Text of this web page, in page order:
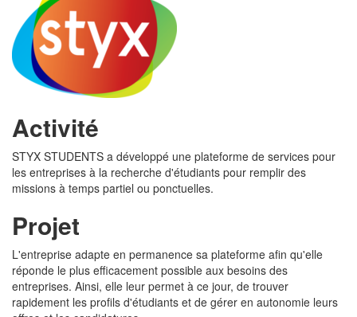
Activité
STYX STUDENTS a développé une plateforme de services pour
les entreprises à la recherche d'étudiants pour remplir des
missions à temps partiel ou ponctuelles.
Projet
L'entreprise adapte en permanence sa plateforme afin qu'elle
réponde le plus efficacement possible aux besoins des
entreprises. Ainsi, elle leur permet à ce jour, de trouver
rapidement les profils d'étudiants et de gérer en autonomie leurs